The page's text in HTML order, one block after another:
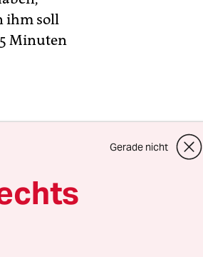
ihm soll
Minuten
Gerade nicht